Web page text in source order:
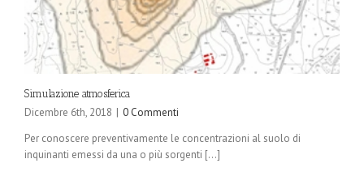
Simulazione atmosferica
Dicembre 6th, 2018 | 0 Commenti
Per conoscere preventivamente le concentrazioni al suolo di
inquinanti emessi da una o più sorgenti [...]